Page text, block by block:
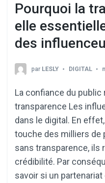
Pourquoi la
elle
des
par LESLY DIGITAL
La confiance du public
transparence Les
dans le digital. En
touche des milliers de
sans transparence, ils
crédibilité. Par
savoir si un